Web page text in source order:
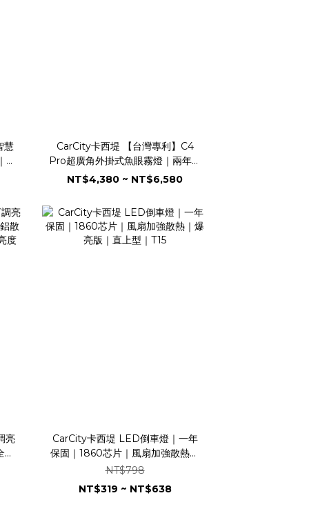
慧
雙
CarCity卡西堤 【台灣專利】C4
Pro超廣角外掛式魚眼霧燈｜兩年保
固｜IP68防水防塵｜水平切線｜魚
NT$4,380 ~ NT$6,580
亮
CarCity卡西堤 LED倒車燈｜一年
保固｜1860芯片｜風扇加強散熱｜
爆亮版｜直上型｜T15
NT$798
NT$319 ~ NT$638